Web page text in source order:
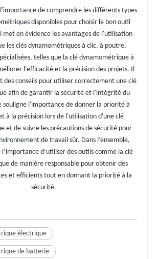
de comprendre les différents types
disponibles pour choisir le bon outil
met en évidence les avantages de l'utilisation
les clés dynamométriques à clic, à poutre,
telles que la clé dynamométrique à
l'efficacité et la précision des projets. Il
des conseils pour utiliser correctement une clé
afin de garantir la sécurité et l'intégrité du
souligne l'importance de donner la priorité à
à la précision lors de l'utilisation d'une clé
et de suivre les précautions de sécurité pour
de travail sûr. Dans l’ensemble,
l’importance d’utiliser des outils comme la clé
de manière responsable pour obtenir des
et efficients tout en donnant la priorité à la
sécurité.
électrique
de batterie